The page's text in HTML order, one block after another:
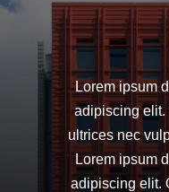
Lorem ipsum
adipiscing elit.
ultrices nec
Lorem ipsum
adipiscing elit.